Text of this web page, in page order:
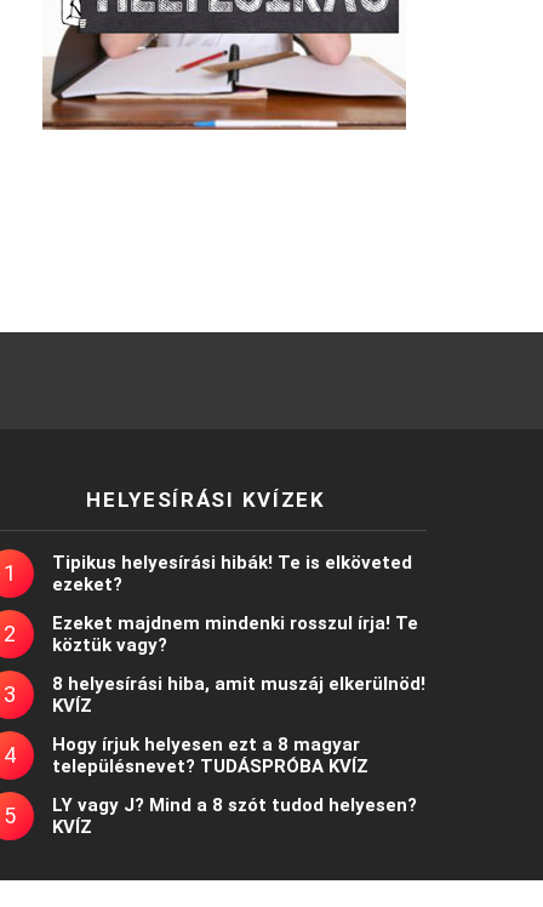
HELYESÍRÁSI KVÍZEK
Tipikus helyesírási hibák! Te is elköveted
ezeket?
Ezeket majdnem mindenki rosszul írja! Te
köztük vagy?
8 helyesírási hiba, amit muszáj elkerülnöd!
KVÍZ
Hogy írjuk helyesen ezt a 8 magyar
településnevet? TUDÁSPRÓBA KVÍZ
LY vagy J? Mind a 8 szót tudod helyesen?
KVÍZ